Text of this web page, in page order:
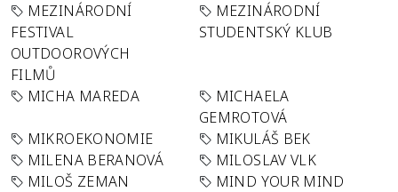
MEZINÁRODNÍ
FESTIVAL
OUTDOOROVÝCH
FILMŮ
MEZINÁRODNÍ
STUDENTSKÝ KLUB
MICHA MAREDA
MICHAELA
GEMROTOVÁ
MIKROEKONOMIE
MIKULÁŠ BEK
MILENA BERANOVÁ
MILOSLAV VLK
MILOŠ ZEMAN
MIND YOUR MIND